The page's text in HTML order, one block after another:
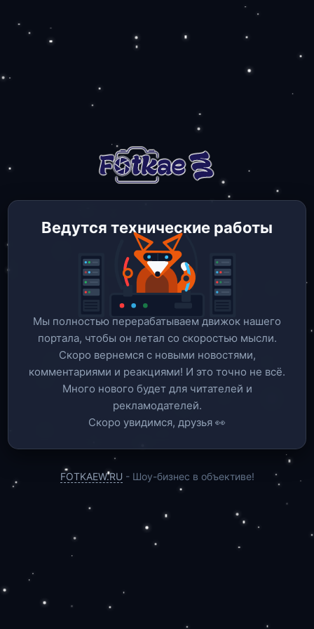
Ведутся технические работы
Мы полностью перерабатываем движок нашего
портала, чтобы он летал со скоростью мысли.
Скоро вернемся c новыми новостями,
комментариями и реакциями! И это точно не всё.
Много нового будет для читателей и
рекламодателей.
Скоро увидимся, друзья 👀
FOTKAEW.RU - Шоу-бизнес в объективе!